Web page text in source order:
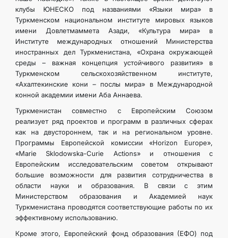
клубы ЮНЕСКО под названиями «Языки мира» в
Туркменском национальном институте мировых языков
имени Довлетмаммета Азади, «Культура мира» в
Институте международных отношений Министерства
иностранных дел Туркменистана, «Охрана окружающей
среды – важная концепция устойчивого развития» в
Туркменском сельскохозяйственном институте,
«Ахалтекинские кони – послы мира» в Международной
конной академии имени Аба Аннаева.
Туркменистан совместно с Европейским Союзом
реализует ряд проектов и программ в различных сферах
как на двустороннем, так и на региональном уровне.
Программы Европейской комиссии «Horizon Europe»,
«Marie Sklodowska-Curie Actions» и отношения с
Европейским исследовательским советом открывают
большие возможности для развития сотрудничества в
области науки и образования. В связи с этим
Министерством образования и Академией наук
Туркменистана проводятся соответствующие работы по их
эффективному использованию.
Кроме этого, Европейский фонд образования (ЕФО) под